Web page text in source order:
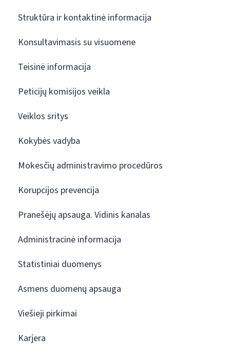
Struktūra ir kontaktinė informacija
Konsultavimasis su visuomene
Teisinė informacija
Peticijų komisijos veikla
Veiklos sritys
Kokybės vadyba
Mokesčių administravimo procedūros
Korupcijos prevencija
Pranešėjų apsauga. Vidinis kanalas
Administracinė informacija
Statistiniai duomenys
Asmens duomenų apsauga
Viešieji pirkimai
Karjera